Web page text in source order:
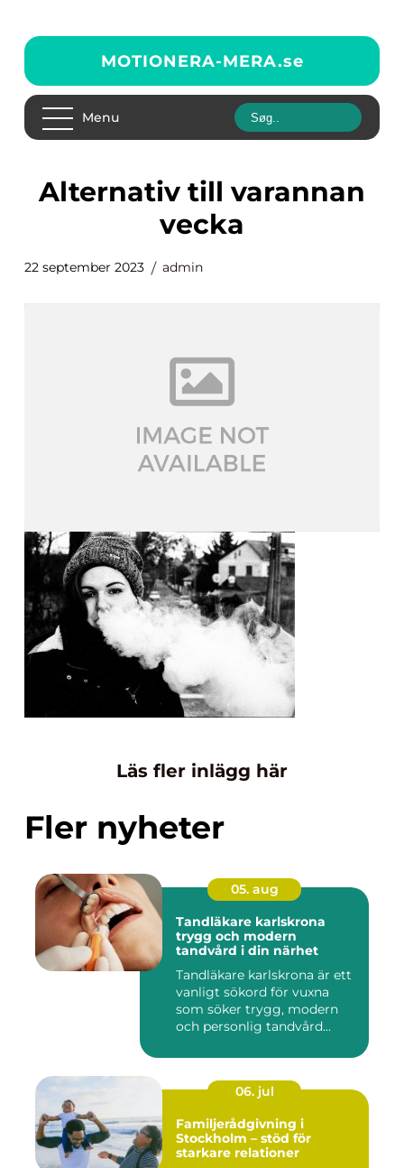
MOTIONERA-MERA.se
Menu
alternativ till varannan
vecka
22 september 2023 admin
Läs fler inlägg här
Fler nyheter
05. aug
Tandläkare karlskrona
trygg och modern
tandvård i din närhet
Tandläkare karlskrona är ett
vanligt sökord för vuxna
som söker trygg, modern
och personlig tandvård...
06. jul
Familjerådgivning i
Stockholm – stöd för
starkare relationer